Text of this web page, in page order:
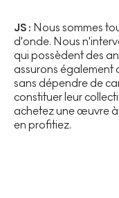
JS : Nous sommes
d'onde. Nous
qui possèdent des
assurons également
sans dépendre de
constituer leur
achetez une œuvre à
en profitiez.